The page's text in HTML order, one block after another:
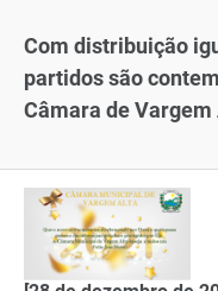
Com distribuição
partidos são
Câmara de Vargem